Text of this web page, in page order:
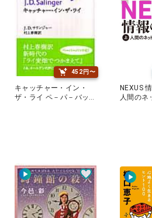
452円〜
キャッチャー・イン・
ザ・ライ ペ－パ－バッ
NEXUS
人間のネ